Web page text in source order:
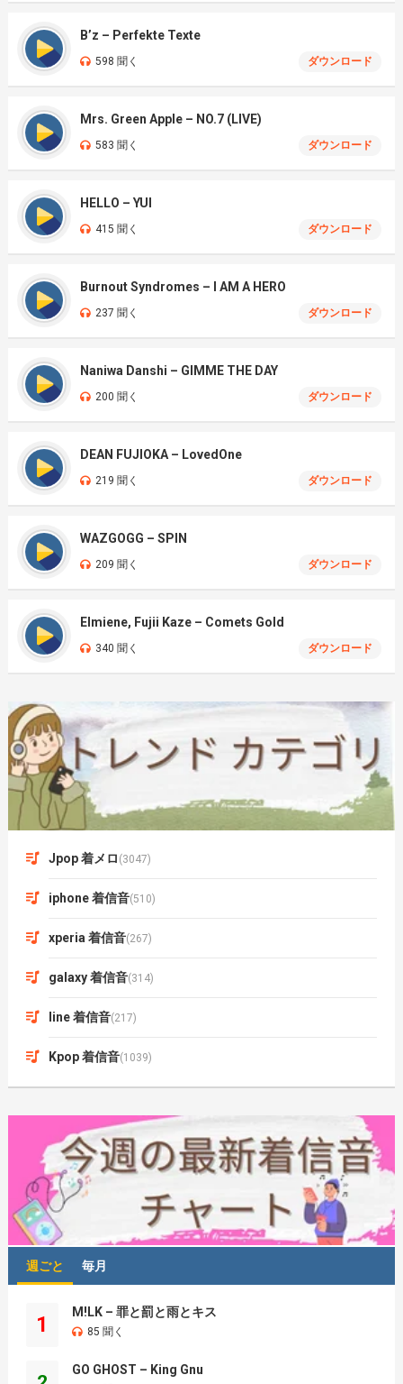
B’z – Perfekte Texte
598 聞く ダウンロード
Mrs. Green Apple – NO.7 (LIVE)
583 聞く ダウンロード
HELLO – YUI
415 聞く ダウンロード
Burnout Syndromes – I AM A HERO
237 聞く ダウンロード
Naniwa Danshi – GIMME THE DAY
200 聞く ダウンロード
DEAN FUJIOKA – LovedOne
219 聞く ダウンロード
WAZGOGG – SPIN
209 聞く ダウンロード
Elmiene, Fujii Kaze – Comets Gold
340 聞く ダウンロード
Jpop 着メロ (3047)
iphone 着信音(510)
xperia 着信音(267)
galaxy 着信音(314)
line 着信音(217)
Kpop 着信音(1039)
週ごと 毎月
1
M!LK – 罪と罰と雨とキス
85 聞く
GO GHOST – King Gnu